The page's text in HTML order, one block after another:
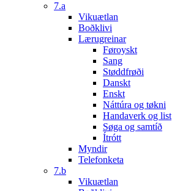
7.a
Vikuætlan
Boðklivi
Lærugreinar
Føroyskt
Sang
Støddfrøði
Danskt
Enskt
Náttúra og tøkni
Handaverk og list
Søga og samtíð
Ítrótt
Myndir
Telefonketa
7.b
Vikuætlan